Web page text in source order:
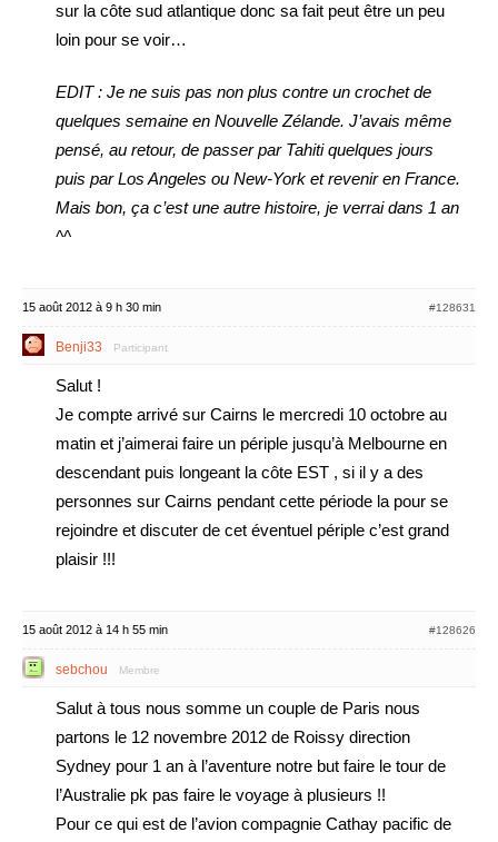
sur la côte sud atlantique donc sa fait peut être un peu
loin pour se voir…
EDIT : Je ne suis pas non plus contre un crochet de
quelques semaine en Nouvelle Zélande. J’avais même
pensé, au retour, de passer par Tahiti quelques jours
puis par Los Angeles ou New-York et revenir en France.
Mais bon, ça c’est une autre histoire, je verrai dans 1 an
^^
15 août 2012 à 9 h 30 min #128631
Benji33 Participant
Salut !
Je compte arrivé sur Cairns le mercredi 10 octobre au
matin et j’aimerai faire un périple jusqu’à Melbourne en
descendant puis longeant la côte EST , si il y a des
personnes sur Cairns pendant cette période la pour se
rejoindre et discuter de cet éventuel périple c’est grand
plaisir !!!
15 août 2012 à 14 h 55 min #128626
sebchou Membre
Salut à tous nous somme un couple de Paris nous
partons le 12 novembre 2012 de Roissy direction
Sydney pour 1 an à l’aventure notre but faire le tour de
l’Australie pk pas faire le voyage à plusieurs !!
Pour ce qui est de l’avion compagnie Cathay pacific de